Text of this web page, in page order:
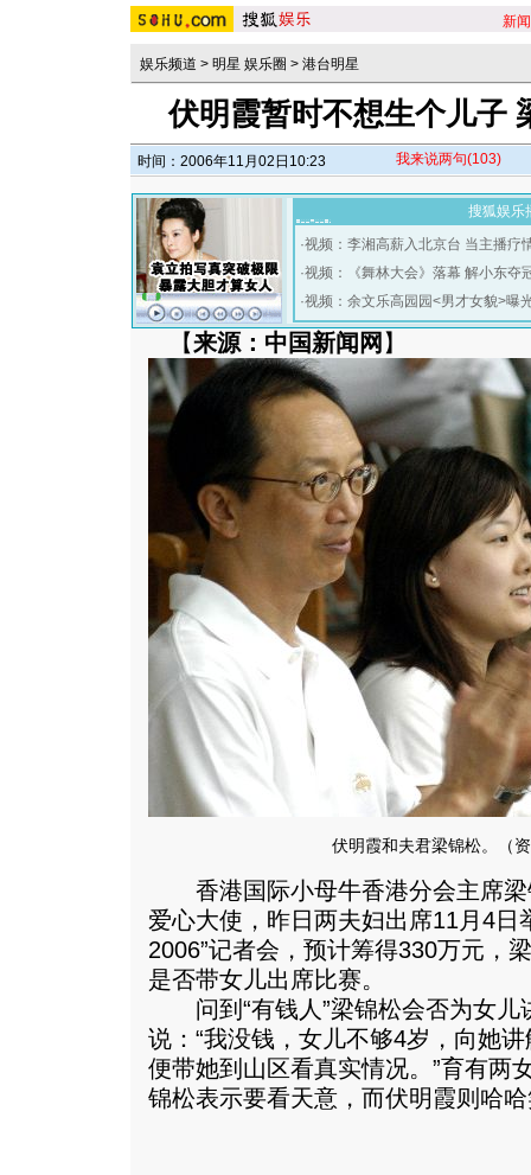
新闻
娱乐频道 > 明星 娱乐圈 > 港台明星
伏明霞暂时不想生个儿子
时间：2006年11月02日10:23 我来说两句(103)
搜狐娱乐
·视频：李湘高薪入北京台 当主播疗
·视频：《舞林大会》落幕 解小东夺
·视频：余文乐高园园<男才女貌>曝
【来源：中国新闻网 】
伏明霞和夫君梁锦松。（
香港国际小母牛香港分会主席梁
爱心大使，昨日两夫妇出席11月4日
2006”记者会，预计筹得330万元，
是否带女儿出席比赛。
问到“有钱人”梁锦松会否为女儿
说：“我没钱，女儿不够4岁，向她
便带她到山区看真实情况。”育有两
锦松表示要看天意，而伏明霞则哈哈